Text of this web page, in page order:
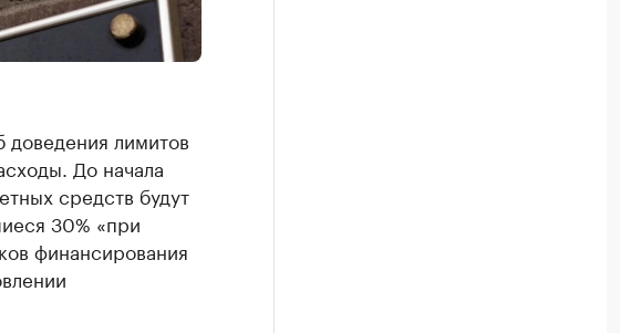
доведения лимитов
До начала
средств будут
30% «при
финансирования